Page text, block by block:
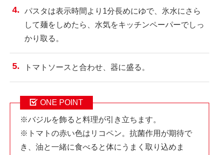
パスタは表示時間より1分長めにゆで、氷水にさら
して麺をしめたら、水気をキッチンペーパーでしっ
かり取る。
トマトソースと合わせ、器に盛る。
ONE POINT
※バジルを飾ると料理が引き立ちます。
※トマトの赤い色はリコペン。抗菌作用が期待で
き、油と一緒に食べると体にうまく取り込めま